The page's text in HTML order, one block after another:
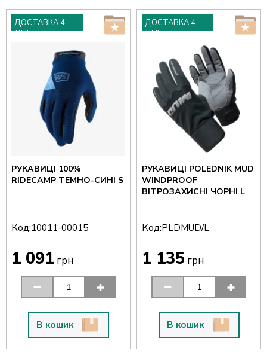
ДОСТАВКА 4
ДНІ
РУКАВИЦІ 100%
RIDECAMP ТЕМНО-СИНІ S
Код:10011-00015
1 091 грн
В кошик
ДОСТАВКА 4
ДНІ
РУКАВИЦІ POLEDNIK MUD
WINDPROOF
ВІТРОЗАХИСНІ ЧОРНІ L
Код:PLDMUD/L
1 135 грн
В кошик